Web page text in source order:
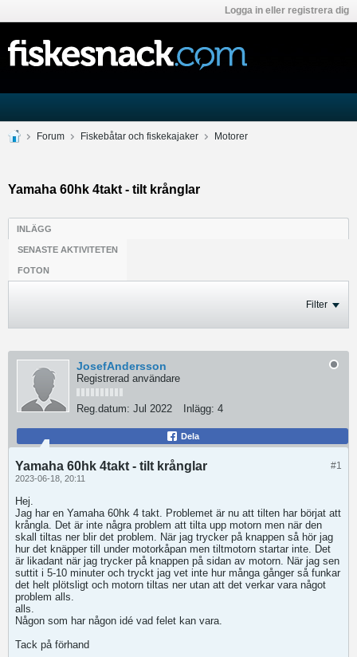
Logga in eller registrera dig
Forum Fiskebåtar och fiskekajaker Motorer
Yamaha 60hk 4takt - tilt krånglar
INLÄGG
SENASTE AKTIVITETEN
FOTON
Filter
JosefAndersson
Registrerad användare
Reg.datum: Jul 2022 Inlägg: 4
Dela
#1
Yamaha 60hk 4takt - tilt krånglar
2023-06-18, 20:11
Hej.
Jag har en Yamaha 60hk 4 takt. Problemet är nu att tilten har börjat att
krångla. Det är inte några problem att tilta upp motorn men när den
skall tiltas ner blir det problem. När jag trycker på knappen så hör jag
hur det knäpper till under motorkåpan men tiltmotorn startar inte. Det
är likadant när jag trycker på knappen på sidan av motorn. När jag sen
suttit i 5-10 minuter och tryckt jag vet inte hur många gånger så funkar
det helt plötsligt och motorn tiltas ner utan att det verkar vara något
problem alls.
​​alls.
Någon som har någon idé vad felet kan vara.
Tack på förhand